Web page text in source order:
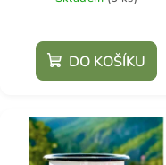
DO KOŠÍKU